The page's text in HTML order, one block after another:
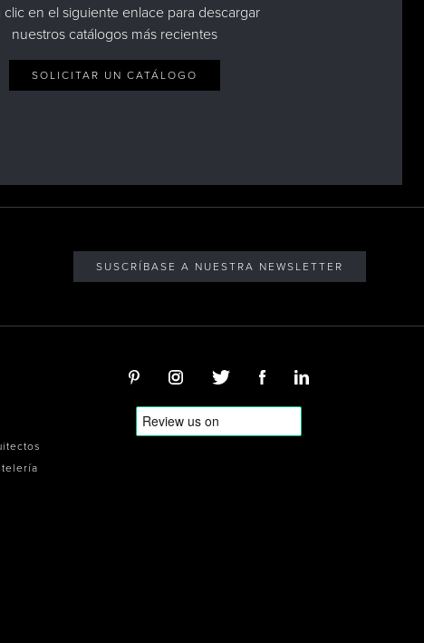
clic en el siguiente enlace para descargar
nuestros catálogos más recientes
SOLICITAR UN CATÁLOGO
SUSCRÍBASE A NUESTRA NEWSLETTER